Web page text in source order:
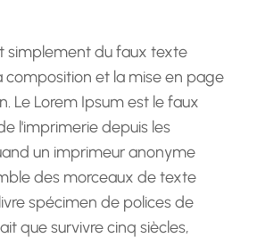
simplement du faux texte
composition et la mise en page
Le Lorem Ipsum est le faux
l'imprimerie depuis les
un imprimeur anonyme
des morceaux de texte
spécimen de polices de
que survivre cinq siècles,